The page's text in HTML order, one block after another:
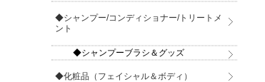
◆シャンプー/コンディショナー/トリートメ
ント
◆シャンプーブラシ＆グッズ
◆化粧品（フェイシャル＆ボディ）